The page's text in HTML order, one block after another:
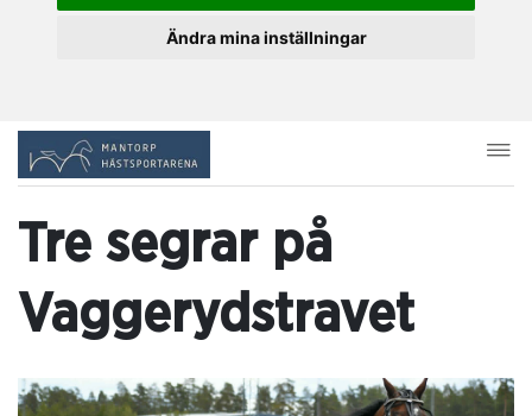
Ändra mina inställningar
Tre segrar på
Vaggerydstravet